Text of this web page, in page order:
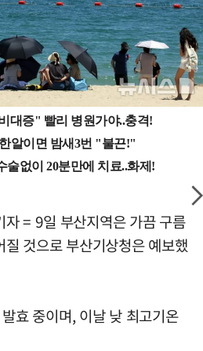
= 9일 부산지역은 가끔 구름
것으로 부산기상청은 예보했
효 중이며, 이날 낮 최고기온